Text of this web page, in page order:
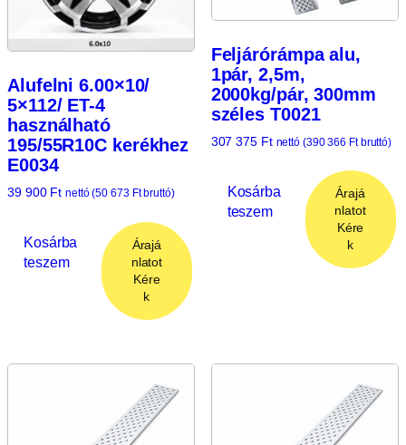
Alufelni 6.00×10/
5×112/ ET-4
használható
195/55R10C kerékhez
E0034
39 900 Ft nettó (50 673 Ftbruttó)
Kosárba
teszem
Árajá
nlatot
Kére
k
Feljárórámpa alu,
1pár, 2,5m,
2000kg/pár, 300mm
széles T0021
307 375 Ft nettó (390 366 Ftbruttó)
Kosárba
teszem
Árajá
nlatot
Kére
k